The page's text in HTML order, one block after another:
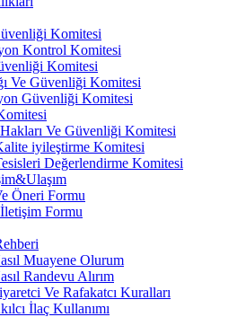
Komitesi
Kontrol Komitesi
Komitesi
Ve Güvenliği Komitesi
Güvenliği Komitesi
Hakları Ve Güvenliği Komitesi
iyileştirme Komitesi
Değerlendirme Komitesi
Öneri Formu
İletişim Formu
Muayene Olurum
Randevu Alırım
Ve Rafakatcı Kuralları
İlaç Kullanımı